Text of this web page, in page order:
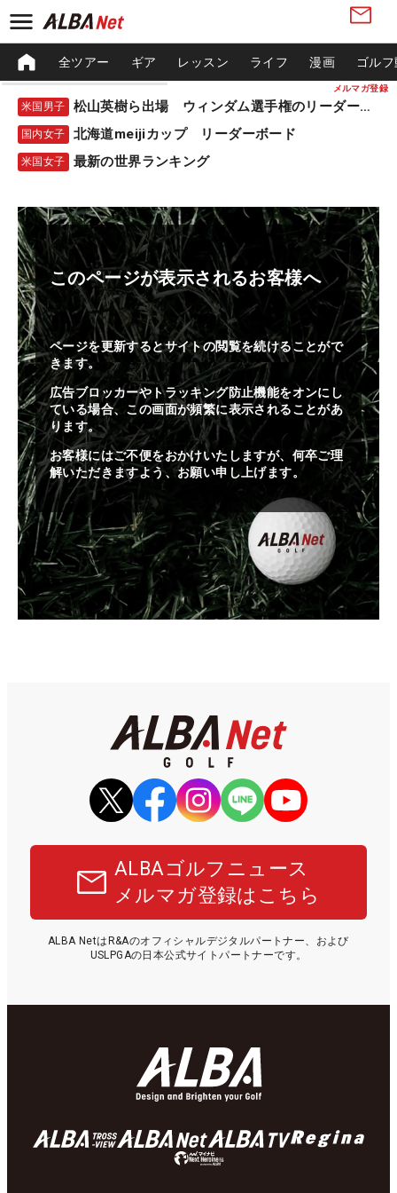
メルマガ登録
全ツアー ギア レッスン ライフ 漫画 ゴル
米国男子 松山英樹ら出場 ウィンダム選手権のリーダーボード
国内女子 北海道meijiカップ リーダーボード
米国女子 最新の世界ランキング
このページが表示されるお客様へ
ページを更新するとサイトの閲覧を続けることがで
きます。
広告ブロッカーやトラッキング防止機能をオンにし
ている場合、この画面が頻繁に表示されることがあ
ります。
お客様にはご不便をおかけいたしますが、何卒ご理
解いただきますよう、お願い申し上げます。
ALBAゴルフニュース
メルマガ登録はこちら
ALBA NetはR&Aのオフィシャルデジタルパートナー、および
USLPGAの日本公式サイトパートナーです。